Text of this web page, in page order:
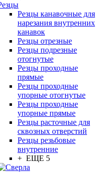
Резцы канавочные для
нарезания внутренних
канавок
Резцы отрезные
Резцы подрезные
отогнутые
Резцы проходные
прямые
Резцы проходные
упорные отогнутые
Резцы проходные
упорные прямые
Резцы расточные для
сквозных отверстий
Резцы резьбовые
внутренние
+ ЕЩЕ 5